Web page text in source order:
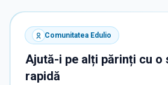
Comunitatea Edulio
Ajută-i pe alți părinți cu o
rapidă